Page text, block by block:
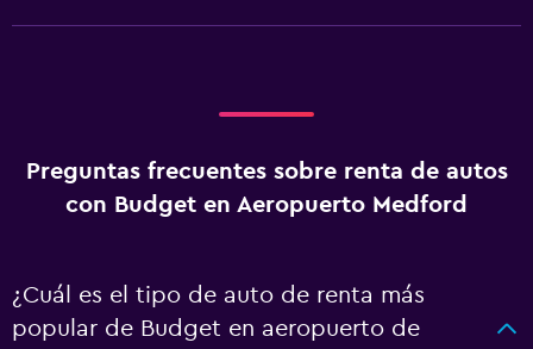
Preguntas frecuentes sobre renta de autos
con Budget en Aeropuerto Medford
¿Cuál es el tipo de auto de renta más
popular de Budget en aeropuerto de